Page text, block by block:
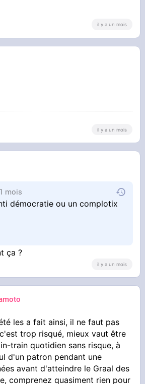
il y a un mois
il y a un mois
1 mois
démocratie ou un complotix
ça ?
il y a un mois
les a fait ainsi, il ne faut pas
trop risqué, mieux vaut être
train quotidien sans risque, à
d'un patron pendant une
avant d'atteindre le Graal des
comprenez quasiment rien pour